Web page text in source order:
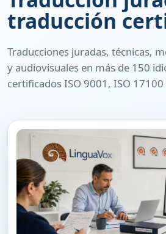
traducción
Traducciones juradas, técnicas,
y audiovisuales en más de 150
certificados ISO 9001, ISO